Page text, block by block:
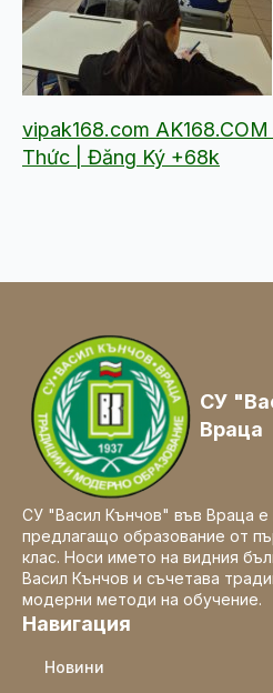
vipak168.com
Thức | Đăng Ký +68k
СУ
Враца
СУ "Васил Кънчов" във Враца
предлагащо образование от
клас. Носи името на видния
Васил Кънчов и съчетава
модерни методи на обучение.
Навигация
Новини